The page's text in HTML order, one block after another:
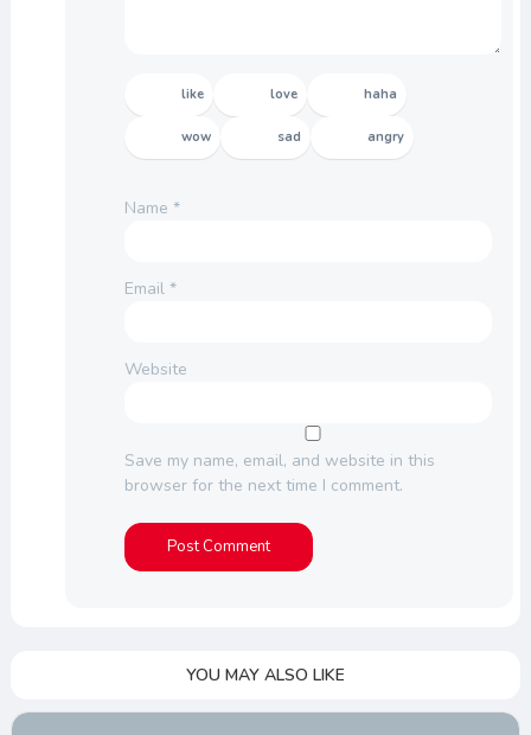
like love haha
wow sad angry
Name *
Email *
Website
Save my name, email, and website in this
browser for the next time I comment.
YOU MAY ALSO LIKE